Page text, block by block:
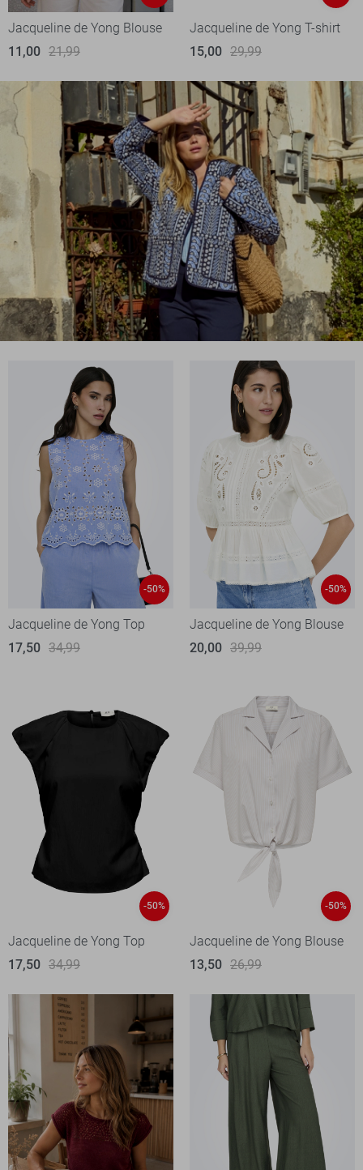
Jacqueline de Yong Blouse
11,00 21,99
Jacqueline de Yong T-shirt
15,00 29,99
-50%
Jacqueline de Yong Top
17,50 34,99
-50%
Jacqueline de Yong Blouse
20,00 39,99
-50%
Jacqueline de Yong Top
17,50 34,99
-50%
Jacqueline de Yong Blouse
13,50 26,99